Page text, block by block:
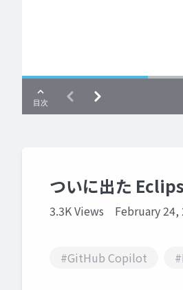
ついに出た
3.3K Views February 24,
#GitHub Copilot